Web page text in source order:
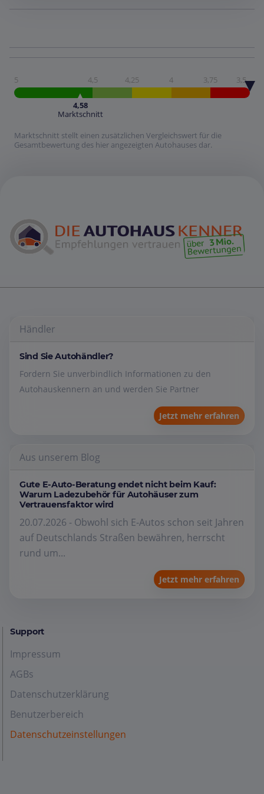
5 4,5 4,25 4 3,75 3,5
4,58
Marktschnitt
Marktschnitt stellt einen zusätzlichen Vergleichswert für die
Gesamtbewertung des hier angezeigten Autohauses dar.
Händler
Sind Sie Autohändler?
Fordern Sie unverbindlich Informationen zu den
Autohauskennern an und werden Sie Partner
Jetzt mehr erfahren
Aus unserem Blog
Gute E-Auto-Beratung endet nicht beim Kauf:
Warum Ladezubehör für Autohäuser zum
Vertrauensfaktor wird
20.07.2026 - Obwohl sich E-Autos schon seit Jahren
auf Deutschlands Straßen bewähren, herrscht
rund um...
Jetzt mehr erfahren
Support
Impressum
AGBs
Datenschutzerklärung
Benutzerbereich
Datenschutzeinstellungen